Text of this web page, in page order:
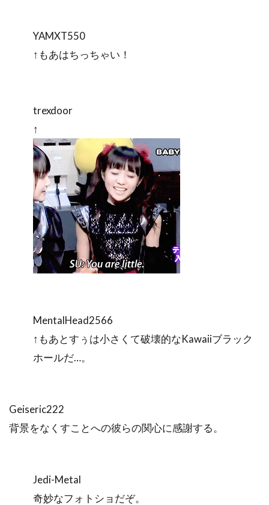
YAMXT550
↑もあはちっちゃい！
trexdoor
↑
MentalHead2566
↑もあとすぅは小さくて破壊的なKawaiiブラック
ホールだ…。
Geiseric222
背景をなくすことへの彼らの関心に感謝する。
Jedi-Metal
奇妙なフォトショだぞ。